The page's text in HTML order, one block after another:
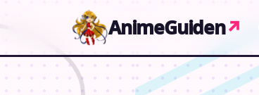
AnimeGuiden↗